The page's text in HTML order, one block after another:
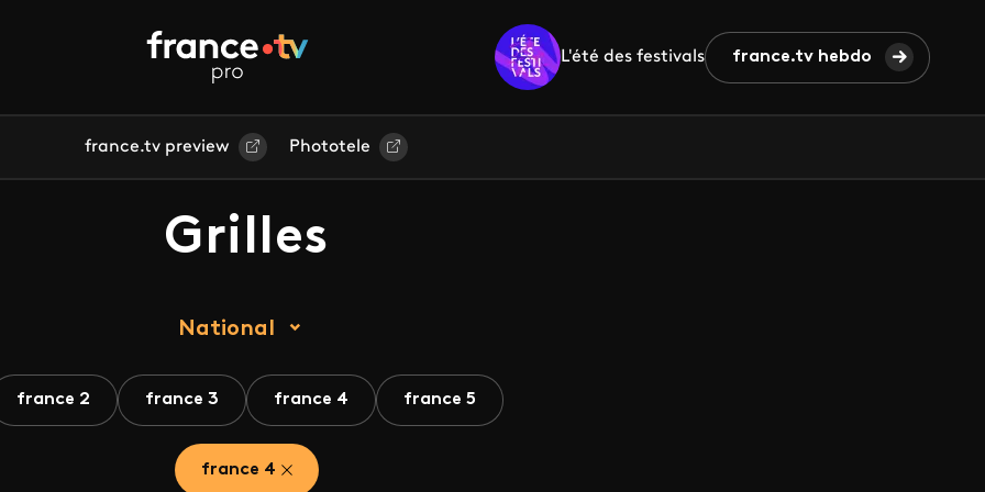
L'été des festivals france.tv hebdo
france.tv preview Phototele
Grilles
National
france 2 france 3 france 4 france 5
france 4